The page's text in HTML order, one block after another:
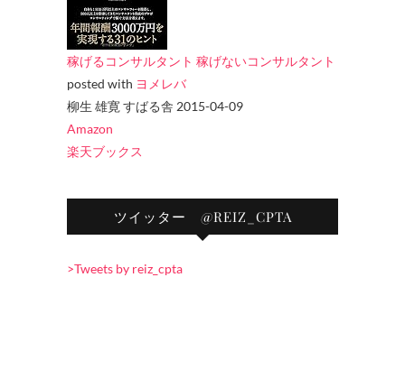
稼げるコンサルタント 稼げないコンサルタント
posted with ヨメレバ
柳生 雄寛 すばる舎 2015-04-09
Amazon
楽天ブックス
ツイッター @REIZ_CPTA
>Tweets by reiz_cpta